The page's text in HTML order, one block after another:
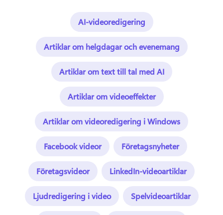
AI-videoredigering
Artiklar om helgdagar och evenemang
Artiklar om text till tal med AI
Artiklar om videoeffekter
Artiklar om videoredigering i Windows
Facebook videor Företagsnyheter
Företagsvideor LinkedIn-videoartiklar
Ljudredigering i video Spelvideoartiklar